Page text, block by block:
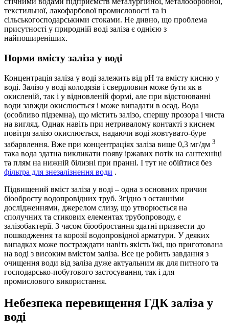
текстильної, лакофарбової промисловості та із
сільськогосподарськими стоками. Не дивно, що проблема
присутності у природній воді заліза є однією з
найпоширеніших.
Норми вмісту заліза у воді
Концентрація заліза у воді залежить від рН та вмісту кисню у
воді. Залізо у воді колодязів і свердловин може бути як в
окисленій, так і у відновленій формі, але при відстоюванні
води завжди окислюється і може випадати в осад. Вода
(особливо підземна), що містить залізо, спершу прозора і чиста
на вигляд. Однак навіть при нетривалому контакті з киснем
повітря залізо окислюється, надаючи воді жовтувато-буре
забарвлення. Вже при концентраціях заліза вище 0,3 мг/дм 3
така вода здатна викликати появу іржавих потік на сантехніці
та плям на нижній білизні при пранні. І тут не обійтися без
фільтра для знезалізнення води .
Підвищений вміст заліза у воді – одна з основних причин
біообросту водопровідних труб. Згідно з останніми
дослідженнями, джерелом слизу, що утворюється на
сполучних та стикових елементах трубопроводу, є
залізобактерії. З часом біообростання здатні призвести до
пошкодження та корозії водопровідної арматури. У деяких
випадках може постраждати навіть якість їжі, що приготована
на воді з високим вмістом заліза. Все це робить завдання з
очищення води від заліза дуже актуальним як для питного та
господарсько-побутового застосування, так і для
промислового використання.
Небезпека перевищення ГДК заліза у
воді